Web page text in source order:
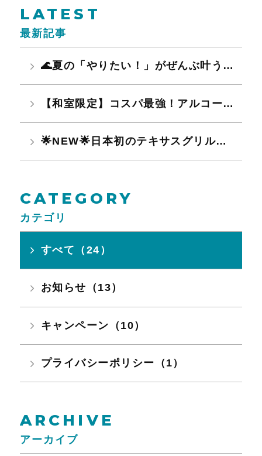
LATEST
最新記事
🌊夏の「やりたい！」がぜんぶ叶う🔥 水遊びも、グルメも、温泉も大満喫♪
【和室限定】コスパ最強！アルコール飲み放題無料！夏限定ファミリー・グループ応援プラン予約受付開始！
🌟NEW🌟日本初のテキサスグリル＆話題の麻辣湯登場！!
CATEGORY
カテゴリ
すべて（24）
お知らせ（13）
キャンペーン（10）
プライバシーポリシー（1）
ARCHIVE
アーカイブ